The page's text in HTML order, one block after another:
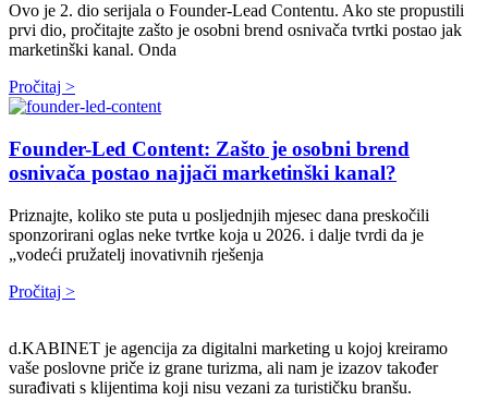
Ovo je 2. dio serijala o Founder-Lead Contentu. Ako ste propustili
prvi dio, pročitajte zašto je osobni brend osnivača tvrtki postao jak
marketinški kanal. Onda
Pročitaj >
Founder-Led Content: Zašto je osobni brend
osnivača postao najjači marketinški kanal?
Priznajte, koliko ste puta u posljednjih mjesec dana preskočili
sponzorirani oglas neke tvrtke koja u 2026. i dalje tvrdi da je
„vodeći pružatelj inovativnih rješenja
Pročitaj >
d.KABINET je agencija za digitalni marketing u kojoj kreiramo
vaše poslovne priče iz grane turizma, ali nam je izazov također
surađivati s klijentima koji nisu vezani za turističku branšu.